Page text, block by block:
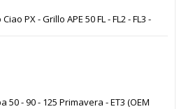
PX - Grillo APE 50 FL - FL2 - FL3 -
- 90 - 125 Primavera - ET3 (OEM